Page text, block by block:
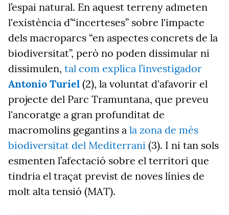
l’espai natural. En aquest terreny admeten
l'existència d’“incerteses” sobre l'impacte
dels macroparcs “en aspectes concrets de la
biodiversitat”, però no poden dissimular ni
dissimulen, tal com explica l’investigador
Antonio Turiel (2), la voluntat d'afavorir el
projecte del Parc Tramuntana, que preveu
l'ancoratge a gran profunditat de
macromolins gegantins a la zona de més
biodiversitat del Mediterrani (3). I ni tan sols
esmenten l’afectació sobre el territori que
tindria el traçat previst de noves línies de
molt alta tensió (MAT).